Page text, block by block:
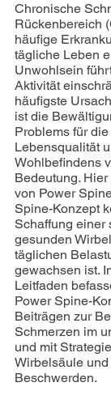
Chronische
Rückenbereich
häufige
tägliche Leben
Unwohlsein
Aktivität
häufigste
ist die
Problems für
Lebensqualität
Wohlbefindens
Bedeutung.
von Power
Spine-Konzept
Schaffung einer
gesunden
täglichen
gewachsen ist.
Leitfaden
Power Spine-
Beiträgen zur
Schmerzen im
und mit
Wirbelsäule
Beschwerden.